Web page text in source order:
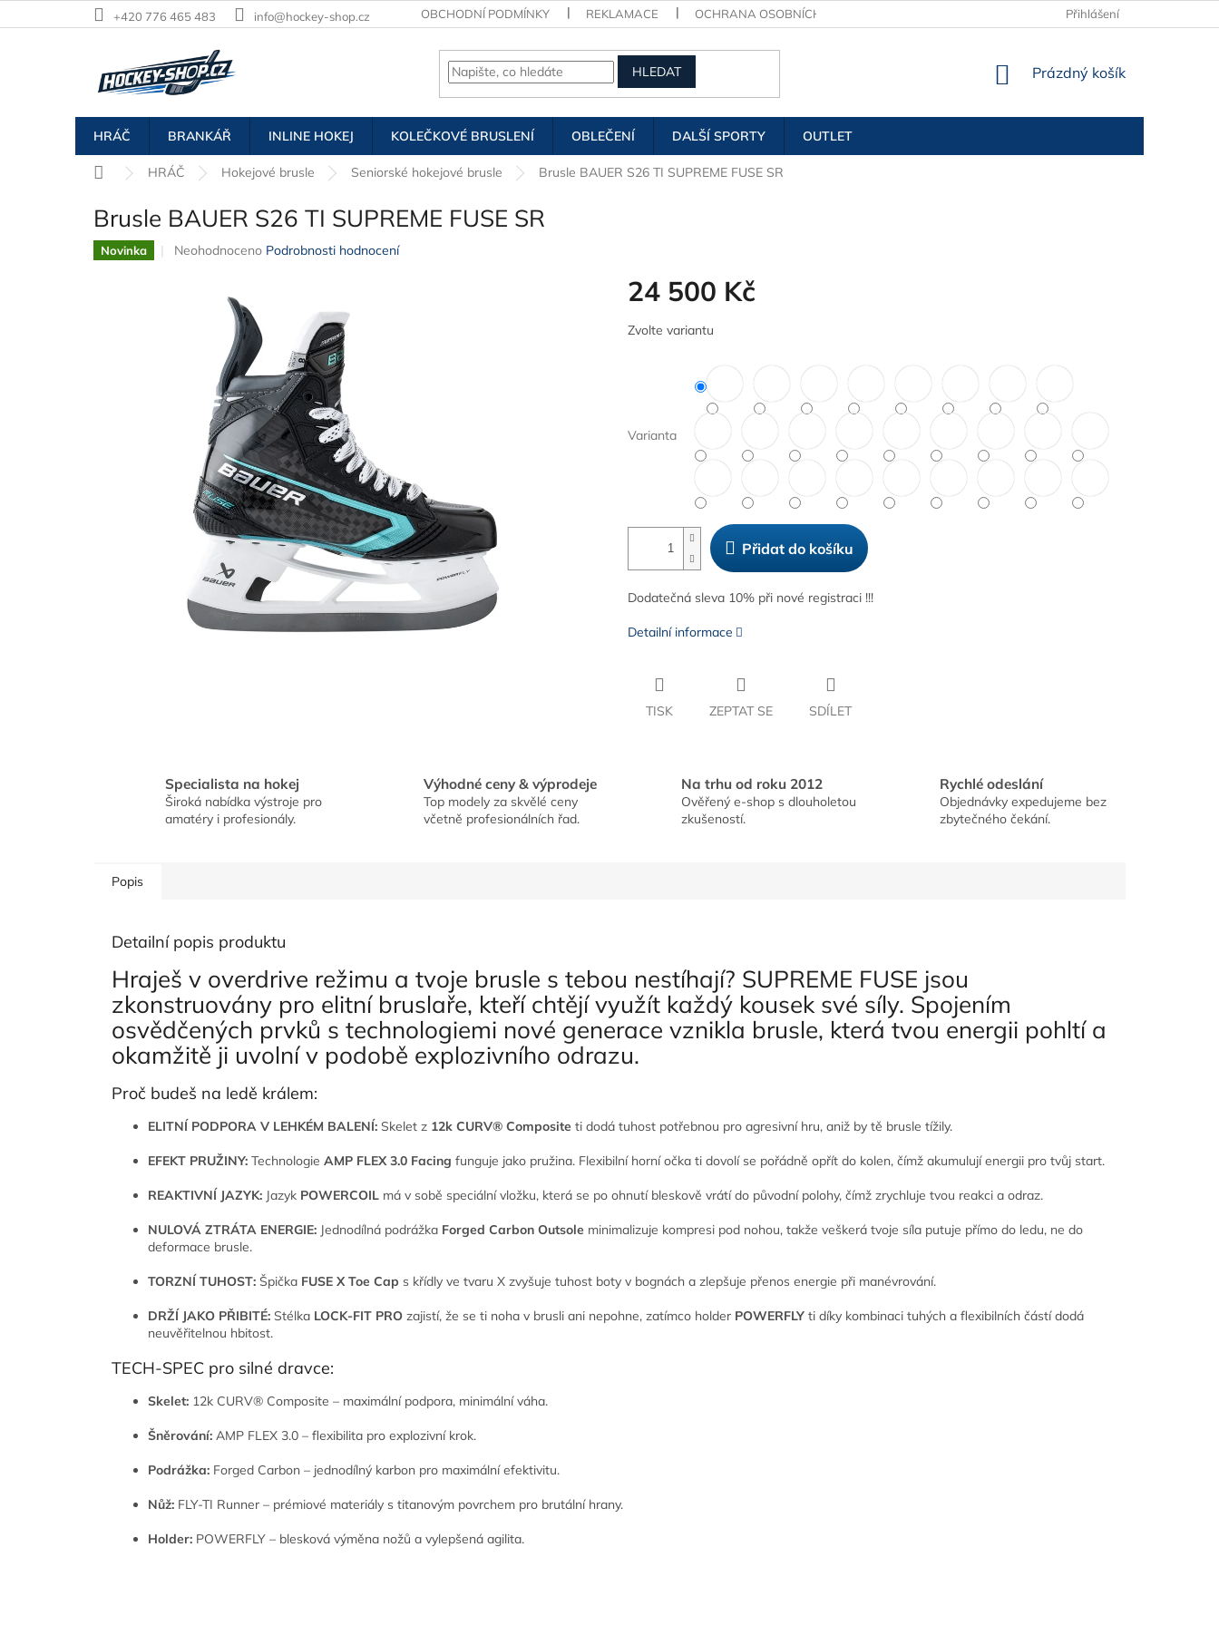
na
+420 776 465 483 info@hockey-shop.cz OBCHODNÍ PODMÍNKY REKLAMACE OCHRANA OSOBNÍCH ÚDAJŮ TABULKY VELIKOSTÍ
Přihlášení
HLEDAT
NÁKUPNÍ
Prázdný košík
HRÁČ BRANKÁŘ INLINE HOKEJ KOLEČKOVÉ BRUSLENÍ OBLEČENÍ DALŠÍ SPORTY OUTLET
Domů HRÁČ Hokejové brusle Seniorské hokejové brusle Brusle BAUER S26 TI SUPREME FUSE SR
Brusle BAUER S26 TI SUPREME FUSE SR
Novinka
Průměrné
hvězdiček.
Neohodnoceno Podrobnosti hodnocení
24 500 Kč
Měrná
cena:
Zvolte variantu
Varianta
Přidat do košíku
Dodatečná sleva 10% při nové registraci !!!
Detailní informace
TISK ZEPTAT SE SDÍLET
Specialista na hokej
Široká nabídka výstroje pro
amatéry i profesionály.
Výhodné ceny & výprodeje
Top modely za skvělé ceny
včetně profesionálních řad.
Na trhu od roku 2012
Ověřený e-shop s dlouholetou
zkušeností.
Rychlé odeslání
Objednávky expedujeme bez
zbytečného čekání.
Popis
Detailní popis produktu
Hraješ v overdrive režimu a tvoje brusle s tebou nestíhají? SUPREME FUSE jsou
zkonstruovány pro elitní bruslaře, kteří chtějí využít každý kousek své síly. Spojením
osvědčených prvků s technologiemi nové generace vznikla brusle, která tvou energii pohltí a
okamžitě ji uvolní v podobě explozivního odrazu.
Proč budeš na ledě králem:
ELITNÍ PODPORA V LEHKÉM BALENÍ: Skelet z 12k CURV® Composite ti dodá tuhost potřebnou pro agresivní hru, aniž by tě brusle tížily.
EFEKT PRUŽINY: Technologie AMP FLEX 3.0 Facing funguje jako pružina. Flexibilní horní očka ti dovolí se pořádně opřít do kolen, čímž akumulují energii pro tvůj start.
REAKTIVNÍ JAZYK: Jazyk POWERCOIL má v sobě speciální vložku, která se po ohnutí bleskově vrátí do původní polohy, čímž zrychluje tvou reakci a odraz.
NULOVÁ ZTRÁTA ENERGIE: Jednodílná podrážka Forged Carbon Outsole minimalizuje kompresi pod nohou, takže veškerá tvoje síla putuje přímo do ledu, ne do
deformace brusle.
TORZNÍ TUHOST: Špička FUSE X Toe Cap s křídly ve tvaru X zvyšuje tuhost boty v bognách a zlepšuje přenos energie při manévrování.
DRŽÍ JAKO PŘIBITÉ: Stélka LOCK-FIT PRO zajistí, že se ti noha v brusli ani nepohne, zatímco holder POWERFLY ti díky kombinaci tuhých a flexibilních částí dodá
neuvěřitelnou hbitost.
TECH-SPEC pro silné dravce:
Skelet: 12k CURV® Composite – maximální podpora, minimální váha.
Šněrování: AMP FLEX 3.0 – flexibilita pro explozivní krok.
Podrážka: Forged Carbon – jednodílný karbon pro maximální efektivitu.
Nůž: FLY-TI Runner – prémiové materiály s titanovým povrchem pro brutální hrany.
Holder: POWERFLY – blesková výměna nožů a vylepšená agilita.